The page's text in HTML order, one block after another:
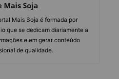
Mais Soja
Mais Soja é formada por
que se dedicam diariamente a
e em gerar conteúdo
de qualidade.